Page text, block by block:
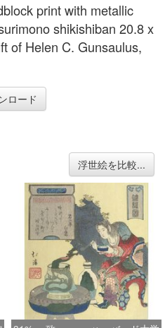
print with metallic
shikishiban 20.8 x
of Helen C. Gunsaulus,
ロード
浮世絵を比較...